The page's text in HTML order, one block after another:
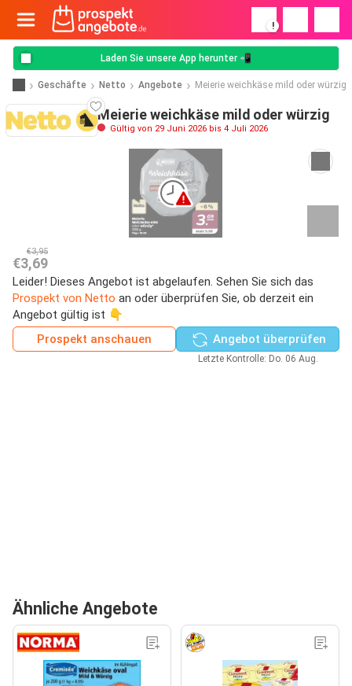
!
Laden Sie unsere App herunter 📲
Geschäfte Netto Angebote Meierie weichkäse mild oder würzig
Meierie weichkäse mild oder würzig
Gültig von 29 Juni 2026 bis 4 Juli 2026
€3,95
€3,69
Leider! Dieses Angebot ist abgelaufen. Sehen Sie sich das
Prospekt von Netto an oder überprüfen Sie, ob derzeit ein
Angebot gültig ist 👇
Prospekt anschauen
Angebot überprüfen
Letzte Kontrolle: Do. 06 Aug.
Ähnliche Angebote